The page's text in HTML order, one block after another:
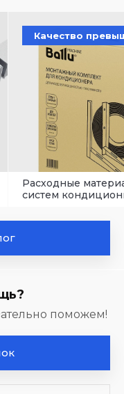
Качество
Расходные
систем
поможем!